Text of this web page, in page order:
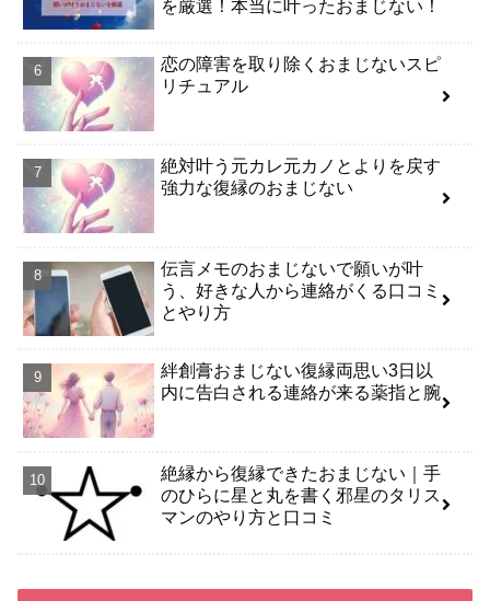
を厳選！本当に叶ったおまじない！
恋の障害を取り除くおまじないスピ
リチュアル
絶対叶う元カレ元カノとよりを戻す
強力な復縁のおまじない
伝言メモのおまじないで願いが叶
う、好きな人から連絡がくる口コミ
とやり方
絆創膏おまじない復縁両思い3日以
内に告白される連絡が来る薬指と腕
絶縁から復縁できたおまじない｜手
のひらに星と丸を書く邪星のタリス
マンのやり方と口コミ